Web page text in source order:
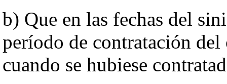
b) Que en las fechas del
período de contratación
cuando se hubiese